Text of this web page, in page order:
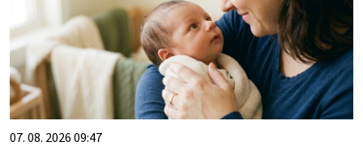
07. 08. 2026 09:47